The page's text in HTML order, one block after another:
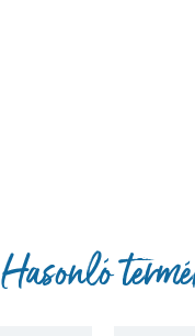
Hasonló